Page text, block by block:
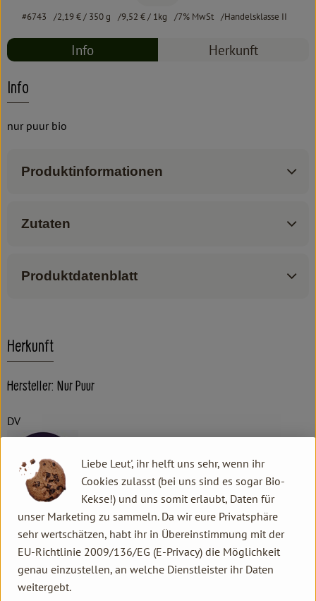
#6743 2,19 €/ 350 g 9,52 €/ 1kg 7% MwSt Handelsklasse II
Info Herkunft
Info
nur puur bio
Produktinformationen
Zutaten
Produktdatenblatt
Herkunft
Hersteller: Nur Puur
DV
nur puur bio GmbH
D 46459 Rees
Ursprünglicher Bio-Gedanke – modern interpretiert
Liebe Leut', ihr helft uns sehr, wenn ihr
Cookies zulasst (bei uns sind es sogar Bio-
Kekse!) und uns somit erlaubt, Daten für
unser Marketing zu sammeln. Da wir eure Privatsphäre
sehr wertschätzen, habt ihr in Übereinstimmung mit der
EU-Richtlinie 2009/136/EG (E-Privacy) die Möglichkeit
genau einzustellen, an welche Dienstleister ihr Daten
weitergebt.